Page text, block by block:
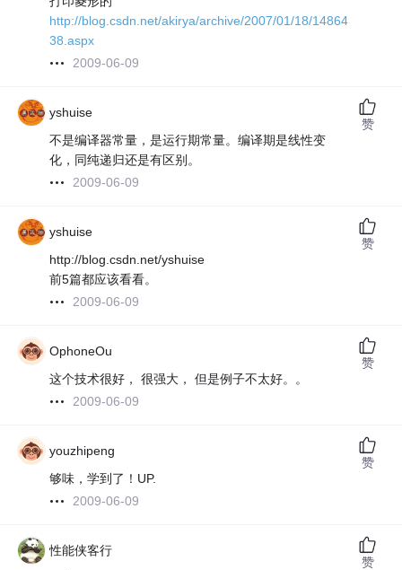
http://blog.csdn.net/akirya/archive/2007/01/18/14864
38.aspx
2009-06-09
yshuise
不是编译器常量，是运行期常量。编译期是线性变
化，同纯递归还是有区别。
2009-06-09
赞
yshuise
http://blog.csdn.net/yshuise
前5篇都应该看看。
2009-06-09
赞
OphoneOu
这个技术很好， 很强大， 但是例子不太好。。
2009-06-09
赞
youzhipeng
够味，学到了！UP.
2009-06-09
赞
性能侠客行
赞